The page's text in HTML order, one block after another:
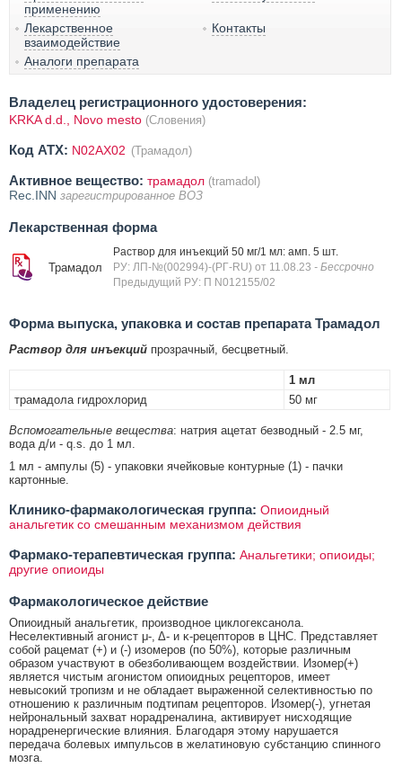
применению
Лекарственное
взаимодействие
Контакты
Аналоги препарата
Владелец регистрационного удостоверения:
KRKA d.d., Novo mesto (Словения)
Код ATX: N02AX02 (Трамадол)
Активное вещество: трамадол (tramadol)
Rec.INN зарегистрированное ВОЗ
Лекарственная форма
Трамадол
Раствор для инъекций 50 мг/1 мл: амп. 5 шт.
РУ: ЛП-№(002994)-(РГ-RU) от 11.08.23 - Бессрочно
Предыдущий РУ: П N012155/02
Форма выпуска, упаковка и состав препарата Трамадол
Раствор для инъекций прозрачный, бесцветный.
1 мл
трамадола гидрохлорид
50 мг
Вспомогательные вещества: натрия ацетат безводный - 2.5 мг,
вода д/и - q.s. до 1 мл.
1 мл - ампулы (5) - упаковки ячейковые контурные (1) - пачки
картонные.
Клинико-фармакологическая группа: Опиоидный
анальгетик со смешанным механизмом действия
Фармако-терапевтическая группа: Анальгетики; опиоиды;
другие опиоиды
Фармакологическое действие
Опиоидный анальгетик, производное циклогексанола.
Неселективный агонист μ-, Δ- и κ-рецепторов в ЦНС. Представляет
собой рацемат (+) и (-) изомеров (по 50%), которые различным
образом участвуют в обезболивающем воздействии. Изомер(+)
является чистым агонистом опиоидных рецепторов, имеет
невысокий тропизм и не обладает выраженной селективностью по
отношению к различным подтипам рецепторов. Изомер(-), угнетая
нейрональный захват норадреналина, активирует нисходящие
норадренергические влияния. Благодаря этому нарушается
передача болевых импульсов в желатиновую субстанцию спинного
мозга.